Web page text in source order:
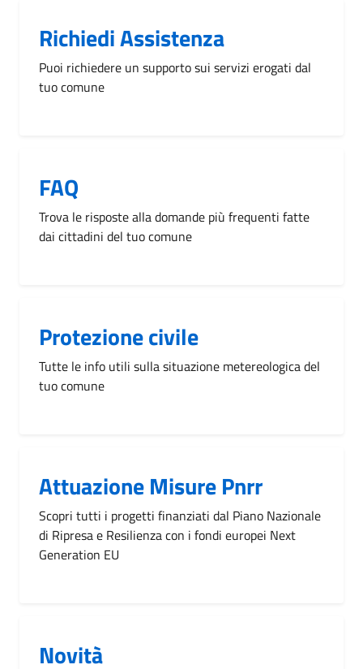
Richiedi Assistenza
Puoi richiedere un supporto sui servizi erogati dal
tuo comune
FAQ
Trova le risposte alla domande più frequenti fatte
dai cittadini del tuo comune
Protezione civile
Tutte le info utili sulla situazione metereologica del
tuo comune
Attuazione Misure Pnrr
Scopri tutti i progetti finanziati dal Piano Nazionale
di Ripresa e Resilienza con i fondi europei Next
Generation EU
Novità